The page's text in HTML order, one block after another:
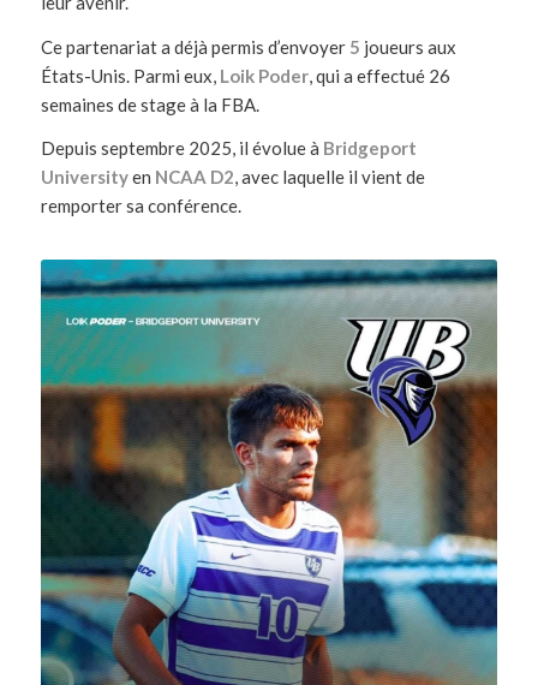
Ce partenariat a déjà permis d’envoyer 5 joueurs aux
États-Unis. Parmi eux, Loik Poder, qui a effectué 26
semaines de stage à la FBA.
Depuis septembre 2025, il évolue à Bridgeport
Universityen NCAA D2, avec laquelle il vient de
remporter sa conférence.